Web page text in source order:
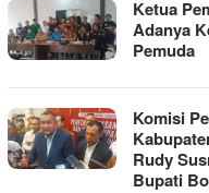
Ketua
Adanya
Pemuda
Komisi
Rudy
Bupati